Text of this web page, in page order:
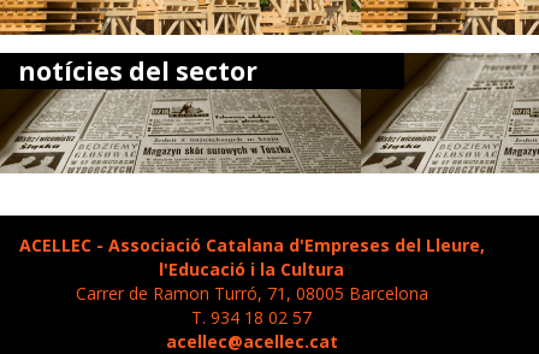
notícies del sector
ACELLEC - Associació Catalana d'Empreses del Lleure,
l'Educació i la Cultura
Carrer de Ramon Turró, 71, 08005 Barcelona
T. 934 18 02 57
acellec@acellec.cat